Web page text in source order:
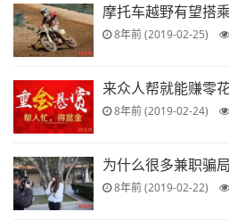
摩托车越野有望搭
8年前 (2019-02-25)
来众人帮就能赚零
8年前 (2019-02-24)
为什么很多兼职骗
8年前 (2019-02-22)